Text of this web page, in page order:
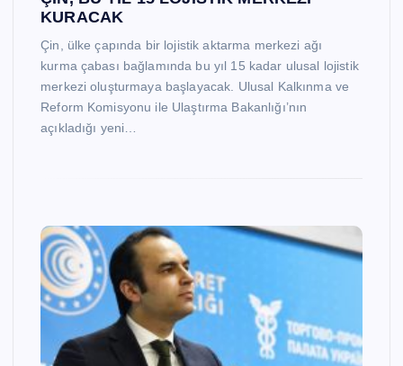
KURACAK
Çin, ülke çapında bir lojistik aktarma merkezi ağı
kurma çabası bağlamında bu yıl 15 kadar ulusal lojistik
merkezi oluşturmaya başlayacak. Ulusal Kalkınma ve
Reform Komisyonu ile Ulaştırma Bakanlığı’nın
açıkladığı yeni…